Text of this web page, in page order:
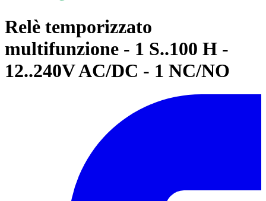
Relè temporizzato
multifunzione - 1 S..100 H -
12..240V AC/DC - 1 NC/NO